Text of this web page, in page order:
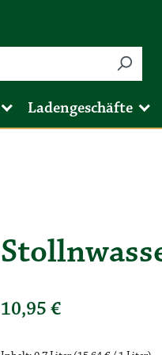
Ladengeschäfte
Regulärer Preis:
10,95 €